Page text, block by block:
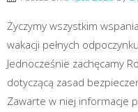
Życzymy wszystkim
wakacji pełnych
Jednocześnie zachęcamy
dotyczącą zasad
Zawarte w niej informacje